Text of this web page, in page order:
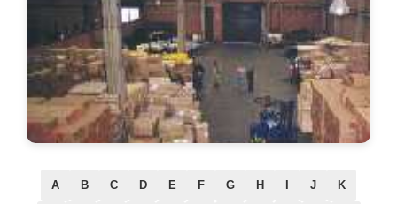
A B C D E F G H J K